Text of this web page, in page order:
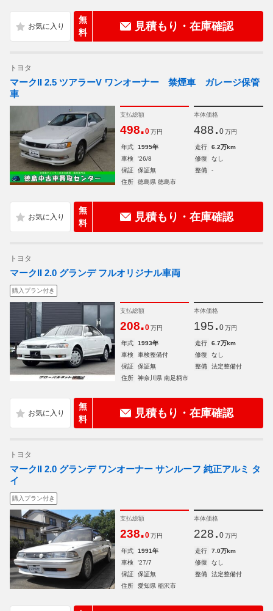
無
料
見積もり・在庫確認
トヨタ
マークII 2.5 ツアラーV ワンオーナー 禁煙車 ガレージ保管
車
支払総額
498.0 万円
本体価格
488. 0 万円
年式 1995年 走行
6.2万km
車検
'26/8 修復
なし
保証
保証無 整備
-
住所
徳島県 徳島市
無
料
見積もり・在庫確認
トヨタ
マークII 2.0 グランデ フルオリジナル車両
購入プラン付き
支払総額
208.0 万円
本体価格
195. 0 万円
年式 1993年 走行
6.7万km
車検
車検整備付 修復
なし
保証
保証無 整備
法定整備付
住所
神奈川県 南足柄市
無
料
見積もり・在庫確認
トヨタ
マークII 2.0 グランデ ワンオーナー サンルーフ 純正アルミ タ
イ
購入プラン付き
支払総額
238.0 万円
本体価格
228. 0 万円
年式 1991年 走行
7.0万km
車検
'27/7 修復
なし
保証
保証無 整備
法定整備付
住所
愛知県 稲沢市